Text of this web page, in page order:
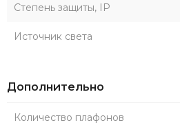
Степень защиты, IP
Источник света
Дополнительно
Количество плафонов